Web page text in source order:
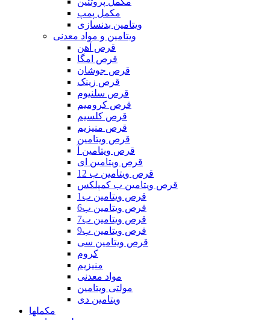
مکمل پمپ
ویتامین بدنسازی
ویتامین و مواد معدنی
قرص آهن
قرص امگا
قرص جوشان
قرص زینک
قرص سلنیوم
قرص کرومیم
قرص کلسیم
قرص منیزیم
قرص ویتامین
قرص ویتامین آ
قرص ویتامین ای
قرص ویتامین ب 12
قرص ویتامین ب کمپلکس
قرص ویتامین ب1
قرص ویتامین ب6
قرص ویتامین ب7
قرص ویتامین ب9
قرص ویتامین سی
کروم
منیزیم
مواد معدنی
مولتی ویتامین
ویتامین دی
مکملها